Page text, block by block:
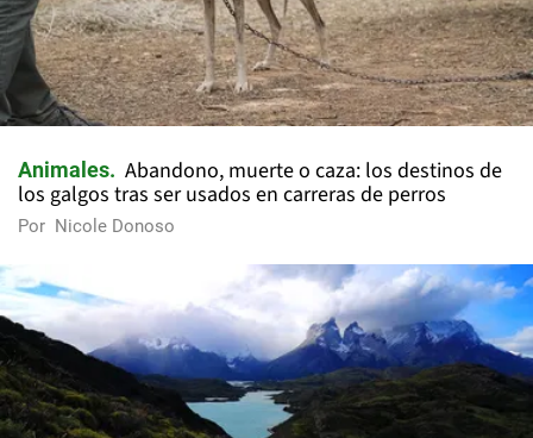
Animales
Abandono, muerte o caza: los destinos de
los galgos tras ser usados en carreras de perros
Por Nicole Donoso